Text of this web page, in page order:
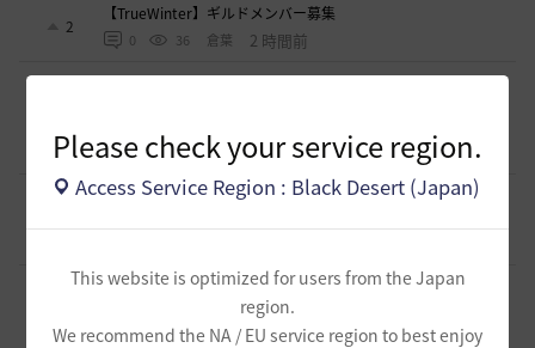
Please check your service region.
Access Service Region : Black Desert (Japan)
This website is optimized for users from the Japan
region.
We recommend the NA / EU service region to best enjoy
2
【TrueWinter】ギルドメンバー募集
0 36 倉葉 2 時間前
好きなキャラで好きなことを！無言OK挨拶自由！基本ソロ
0 33 oすずo 2 時間前
ギルド【Patera】ギルドメンバー募集中！ 初心者復帰者歓
ギルチャ完全無言推奨・ソロ向けギルド「ストレイキャッ
ツ」メンバー募集（ギルドボス有・初心者復帰者多数所属・
スキル目当て◎）